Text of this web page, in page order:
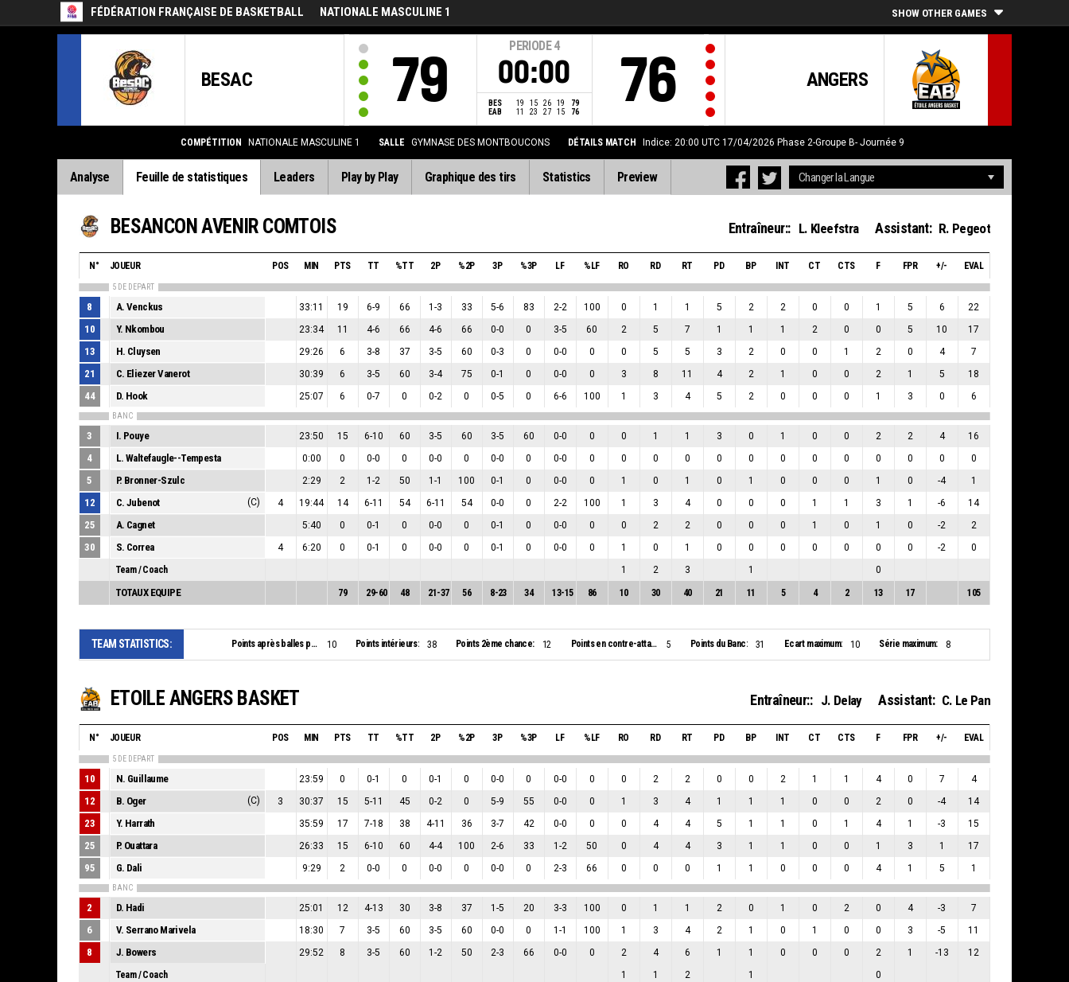
FÉDÉRATION FRANÇAISE DE BASKETBALL NATIONALE MASCULINE 1 SHOW OTHER GAMES
BESAC 79
PERIODE 4
00:00
BES 19 15 26 19
79
EAB
11 23 27 15 76
ANGERS
76
COMPÉTITION NATIONALE MASCULINE 1 SALLE GYMNASE DES MONTBOUCONS DÉTAILS MATCH Indice: 20:00 UTC 17/04/2026 Phase 2-Groupe B- Journée 9
Analyse Feuille de statistiques Leaders Play by Play Graphique des tirs Statistics Preview
BESANCON AVENIR COMTOIS Entraîneur:: L. Kleefstra Assistant: R. Pegeot
N° JOUEUR POS MIN PTS TT %TT 2P %2P 3P %3P LF %LF RO RD RT PD BP INT CT CTS F FPR +/- EVAL
5 DE DEPART
8 A. Venckus 33:11 19 6-9 66 1-3 33 5-6 83 2-2 100 0 1 1 5 2 2 0 0 1 5 6 22
10 Y. Nkombou 23:34 11 4-6 66 4-6 66 0-0 0 3-5 60 2 5 7 1 1 1 2 0 0 5 10 17
13 H. Cluysen 29:26 6 3-8 37 3-5 60 0-3 0 0-0 0 0 5 5 3 2 0 0 1 2 0 4 7
21 C. Eliezer Vanerot 30:39 6 3-5 60 3-4 75 0-1 0 0-0 0 3 8 11 4 2 1 0 0 2 1 5 18
44 D. Hook 25:07 6 0-7 0 0-2 0 0-5 0 6-6 100 1 3 4 5 2 0 0 0 1 3 0 6
BANC
3 I. Pouye 23:50 15 6-10 60 3-5 60 3-5 60 0-0 0 0 1 1 3 0 1 0 0 2 2 4 16
4 L. Waltefaugle--Tempesta 0:00 0 0-0 0 0-0 0 0-0 0 0-0 0 0 0 0 0 0 0 0 0 0 0 0 0
5 P. Bronner-Szulc 2:29 2 1-2 50 1-1 100 0-1 0 0-0 0 1 0 1 0 1 0 0 0 1 0 -4 1
12 C. Jubenot (C) 4 19:44 14 6-11 54 6-11 54 0-0 0 2-2 100 1 3 4 0 0 0 1 1 3 1 -6 14
25 A. Cagnet 5:40 0 0-1 0 0-0 0 0-1 0 0-0 0 0 2 2 0 0 0 1 0 1 0 -2 2
30 S. Correa 4 6:20 0 0-1 0 0-0 0 0-1 0 0-0 0 1 0 1 0 0 0 0 0 0 0 -2
0
Team / Coach
1 2 3 1 0
TOTAUX EQUIPE 79 29-60 48 21 -37 56 8-23 34 13-15 86 10 30 40 21 11 5 4 2 13 17 105
TEAM STATISTICS: Points après balles perdues: 10 Points intérieurs: 38 Points 2ème chance: 12 Points en contre-attaque: 5 Points du Banc: 31 Ecart maximum: 10 Série maximum: 8
ETOILE ANGERS BASKET Entraîneur:: J. Delay Assistant: C. Le Pan
N° JOUEUR POS MIN PTS TT %TT 2P %2P 3P %3P LF %LF RO RD RT PD BP INT CT CTS F FPR +/- EVAL
5 DE DEPART
10 N. Guillaume 23:59 0 0-1 0 0-1 0 0-0 0 0-0 0 0 2 2 0 0 2 1 1 4 0 7 4
12 B. Oger (C) 3 30:37 15 5-11 45 0-2 0 5-9 55 0-0 0 1 3 4 1 1 1 0 0 2 0 -4 14
23 Y. Harrath 35:59 17 7-18 38 4-11 36 3-7 42 0-0 0 0 4 4 5 1 1 0 1 4 1 -3 15
25 P. Ouattara 26:33 15 6-10 60 4-4 100 2-6 33 1 -2 50 0 4 4 3 1 1 0 0 1 3 1 17
95 G. Dali 9:29 2 0-0 0 0-0 0 0-0 0 2-3 66 0 0 0 1 1 0 0 0 4 1 5 1
BANC
2 D. Hadi 25:01 12 4-13 30 3-8 37 1-5 20 3-3 100 0 1 1 2 0 1 0 2 0 4 -3 7
6 V. Serrano Marivela 18:30 7 3-5 60 3-5 60 0-0 0 1 -1 100 1 3 4 2 1 0 1 0 0 3 -5 11
8 J. Bowers 29:52 8 3-5 60 1-2 50 2-3 66 0-0 0 2 4 6 1 1 0 0 0 2 1 -13
12
Team / Coach
1 1 2 1 0